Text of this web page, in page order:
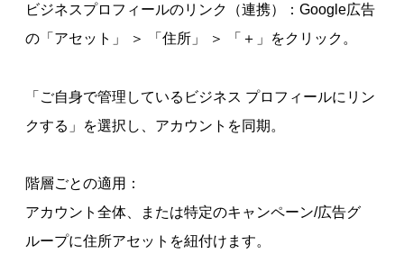
ビジネスプロフィールのリンク（連携）：Google広告
の「アセット」 ＞ 「住所」 ＞ 「＋」をクリック。
「ご自身で管理しているビジネス プロフィールにリン
クする」を選択し、アカウントを同期。
階層ごとの適用：
アカウント全体、または特定のキャンペーン/広告グ
ループに住所アセットを紐付けます。